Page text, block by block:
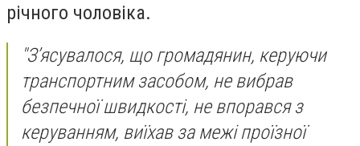
річного чоловіка.
"З’ясувалося, що громадянин, керуючи
транспортним засобом, не вибрав
безпечної швидкості, не впорався з
керуванням, виїхав за межі проїзної